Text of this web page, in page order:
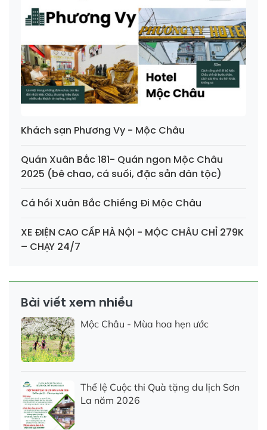
Khách sạn Phương Vy - Mộc Châu
Quán Xuân Bắc 181- Quán ngon Mộc Châu
2025 (bê chao, cá suối, đặc sản dân tộc)
Cá hồi Xuân Bắc Chiềng Đi Mộc Châu
XE ĐIỆN CAO CẤP HÀ NỘI - MỘC CHÂU CHỈ 279K
– CHẠY 24/7
Bài viết xem nhiều
Mộc Châu - Mùa hoa hẹn ước
Thể lệ Cuộc thi Quà tặng du lịch Sơn
La năm 2026